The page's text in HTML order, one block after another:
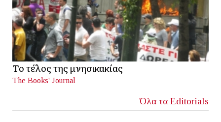
Το τέλος της μνησικακίας
The Books' Journal
Όλα τα Editorials